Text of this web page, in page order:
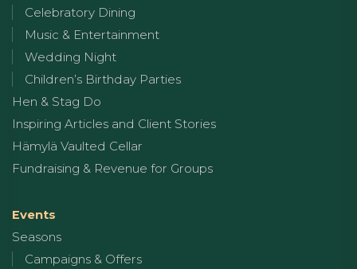
Celebratory Dining
Music & Entertainment
Wedding Night
Children’s Birthday Parties
Hen & Stag Do
Inspiring Articles and Client Stories
Hämylä Vaulted Cellar
Fundraising & Revenue for Groups
Events
Seasons
Campaigns & Offers